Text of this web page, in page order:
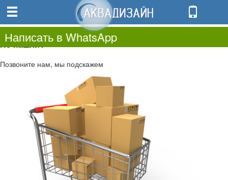
0.00
0
Не нашли?
Позвоните нам, мы подскажем
Написать в WhatsApp